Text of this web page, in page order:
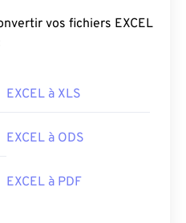
vos fichiers EXCEL
EXCEL à XLS
EXCEL à ODS
EXCEL à PDF